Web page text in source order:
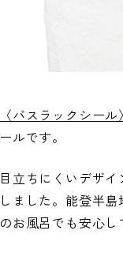
〈バスラックシール〉
ールです。
目立ちにくいデザ
しました。能登半
のお風呂でも安心し